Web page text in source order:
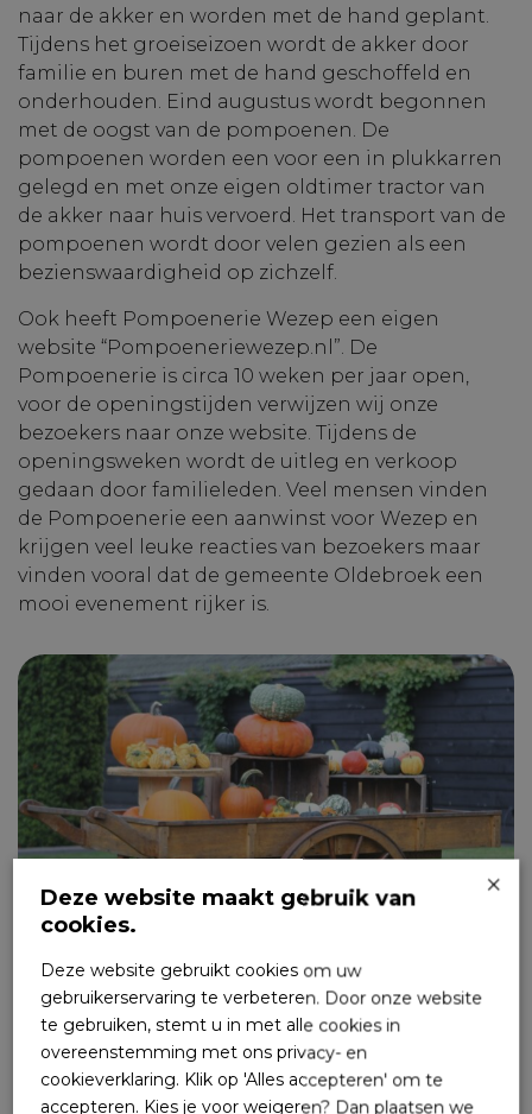
naar de akker en worden met de hand geplant.
Tijdens het groeiseizoen wordt de akker door
familie en buren met de hand geschoffeld en
onderhouden. Eind augustus wordt begonnen
met de oogst van de pompoenen. De
pompoenen worden een voor een in plukkarren
gelegd en met onze eigen oldtimer tractor van
de akker naar huis vervoerd. Het transport van de
pompoenen wordt door velen gezien als een
bezienswaardigheid op zichzelf.
Ook heeft Pompoenerie Wezep een eigen
website “Pompoeneriewezep.nl”. De
Pompoenerie is circa 10 weken per jaar open,
voor de openingstijden verwijzen wij onze
bezoekers naar onze website. Tijdens de
openingsweken wordt de uitleg en verkoop
gedaan door familieleden. Veel mensen vinden
de Pompoenerie een aanwinst voor Wezep en
krijgen veel leuke reacties van bezoekers maar
vinden vooral dat de gemeente Oldebroek een
mooi evenement rijker is.
×
Deze website maakt gebruik van
cookies.
Deze website gebruikt cookies om uw
gebruikerservaring te verbeteren. Door onze website
te gebruiken, stemt u in met alle cookies in
overeenstemming met ons privacy- en
cookieverklaring. Klik op 'Alles accepteren' om te
accepteren. Kies je voor weigeren? Dan plaatsen we